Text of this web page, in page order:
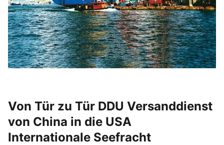
Von Tür zu Tür DDU Versanddienst
von China in die USA
Internationale Seefracht